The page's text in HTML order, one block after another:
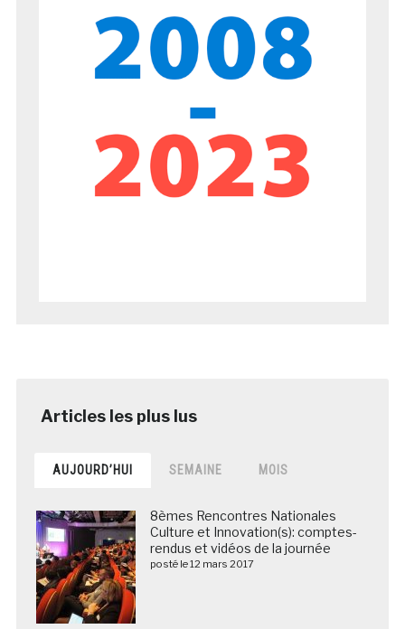
AUJOURD’HUI SEMAINE MOIS
8èmes Rencontres Nationales
Culture et Innovation(s): comptes-
rendus et vidéos de la journée
posté le 12 mars 2017